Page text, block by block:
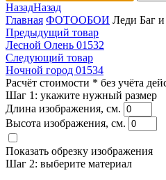
НазадНазад
Главная ФОТООБОИ Леди Баг
Предыдущий товар
Лесной Олень 01532
Следующий товар
Ночной город 01534
Расчёт стоимости * без учёта
Шаг 1: укажите нужный размер
Длина изображения, см.
Высота изображения, см.
Показать обрезку изображения
Шаг 2: выберите материал